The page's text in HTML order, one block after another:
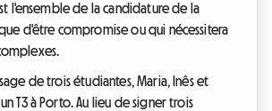
l'ensemble de la candidature de la
d'être compromise ou qui nécessitera
de trois étudiantes, Maria, Inês et
T3 à Porto. Au lieu de signer trois